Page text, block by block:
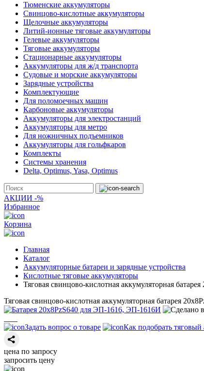
Тюменские аккумуляторы
Свинцово-кислотные аккумуляторы
Щелочные аккумуляторы
Литий-ионные тяговые аккумуляторы
Гелевые аккумуляторы
Тяговые аккумуляторы
Стационарные аккумуляторы
Аккумуляторы для ж/д транспорта
Судовые и морские аккумуляторы
Зарядные устройства
Комплектующие
Для поломоечных машин
Карбоновые аккумуляторы
Аккумуляторы для электростанций
Аккумуляторы для метро
Для ножничных подъемников
Аккумуляторы для гольфкаров
Комплекты
Системы хранения
Delta, Optimus, Yasa, Optimus
АКЦИИ -%
Избранное
Корзина
Главная
Каталог
Аккумуляторные батареи и зарядные устройства
Кислотные тяговые аккумуляторы
Тяговая свинцово-кислотная аккумуляторная
Тяговая свинцово-кислотная аккумуляторная батарея
Задать вопрос о товаре Как подобрать тяговый
цена по запросу
запросить цену